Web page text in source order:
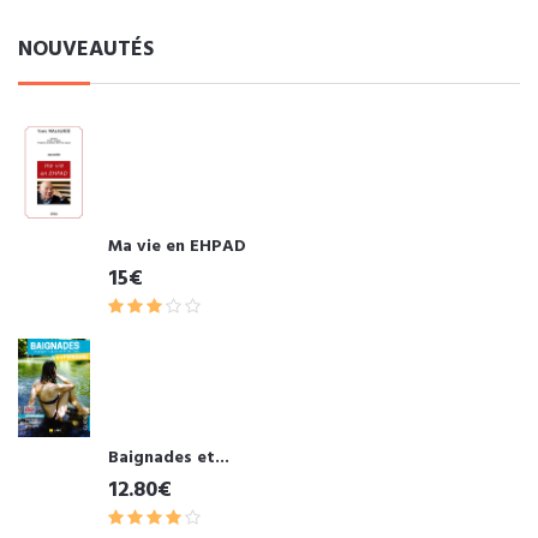
NOUVEAUTÉS
Ma vie en EHPAD
15€
Baignades et...
12.80€